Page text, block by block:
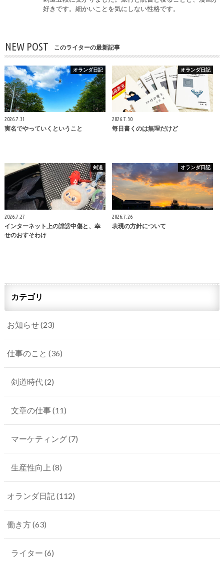
好きです。細かいことを気にしない性格です。
NEW POST このライターの最新記事
オランダ日記
2026.7.31
実名でやっていくということ
オランダ日記
2026.7.30
毎日書くのは無理だけど
剣道
2026.7.27
インターネット上の誹謗中傷と、幸
せのおすそわけ
オランダ日記
2026.7.26
表現の方針について
カテゴリ
お知らせ(23)
仕事のこと (36)
剣道時代(2)
文章の仕事(11)
マーケティング(7)
生産性向上 (8)
オランダ日記(112)
働き方(63)
ライター (6)